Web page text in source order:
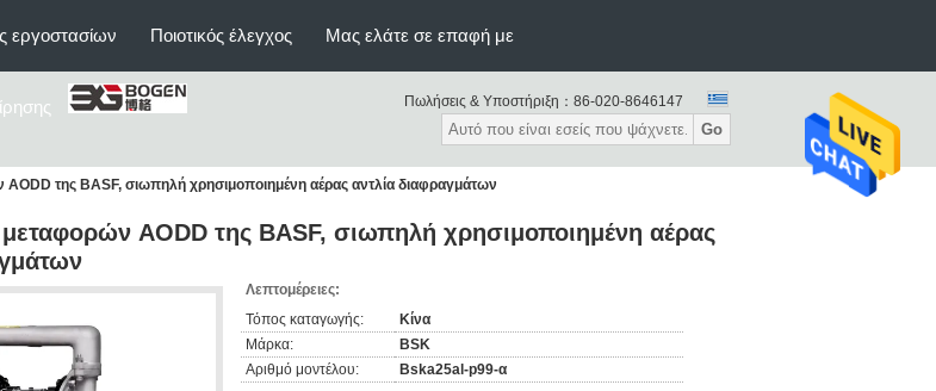
εργοστασίων Ποιοτικός έλεγχος Μας ελάτε σε επαφή με
Πωλήσεις & Υποστήριξη： 86-020-8646147
Go
AODD της BASF, σιωπηλή χρησιμοποιημένη αέρας αντλία διαφραγμάτων
μεταφορών AODD της BASF, σιωπηλή χρησιμοποιημένη αέρας
Λεπτομέρειες:
Τόπος καταγωγής:
Κίνα
Μάρκα:
BSK
Αριθμό μοντέλου:
Bska25al-p99-α